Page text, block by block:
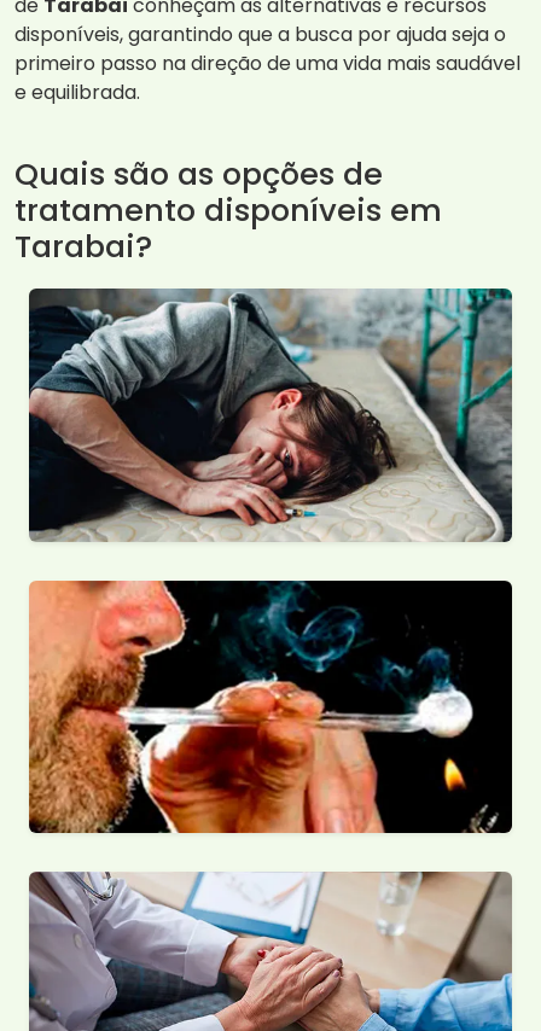
de Tarabai conheçam as alternativas e recursos
disponíveis, garantindo que a busca por ajuda seja o
primeiro passo na direção de uma vida mais saudável
e equilibrada.
Quais são as opções de
tratamento disponíveis em
Tarabai?